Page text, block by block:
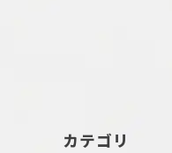
カテゴリ